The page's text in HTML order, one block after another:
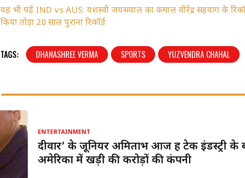
यह भी पढ़ें IND vs AUS: यशस्वी जयसवाल का कमाल वीरेंद्र सहवाग के
किया तोड़ा 20 साल पुराना रिकॉर्ड
TAGS: DHANASHREE VERMA SPORTS YUZVENDRA CHAHAL
ENTERTAINMENT
दीवार’ के जूनियर अमिताभ आज हैं टेक इंडस्ट्री के
अमेरिका में खड़ी की करोड़ों की कंपनी